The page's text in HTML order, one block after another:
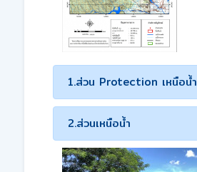
1.ส่วน Protection เหนือน้ำ
2.ส่วนเหนือน้ำ